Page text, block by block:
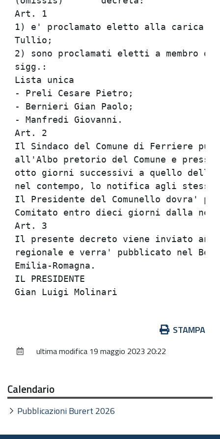
Art. 1
1) e' proclamato eletto alla carica
Tullio;
2) sono proclamati eletti a membro
sigg.:
Lista unica
- Preli Cesare Pietro;
- Bernieri Gian Paolo;
- Manfredi Giovanni.
Art. 2
Il Sindaco del Comune di Ferriere
all'Albo pretorio del Comune e
otto giorni successivi a quello della
nel contempo, lo notifica agli stessi.
Il Presidente del Comunello dovra'
Comitato entro dieci giorni dalla
Art. 3
Il presente decreto viene inviato
regionale e verra' pubblicato nel
Emilia-Romagna.
IL PRESIDENTE
documento
STAMPA
ultima modifica 19 maggio 2023 20:22
Calendario
Pubblicazioni Burert 2026